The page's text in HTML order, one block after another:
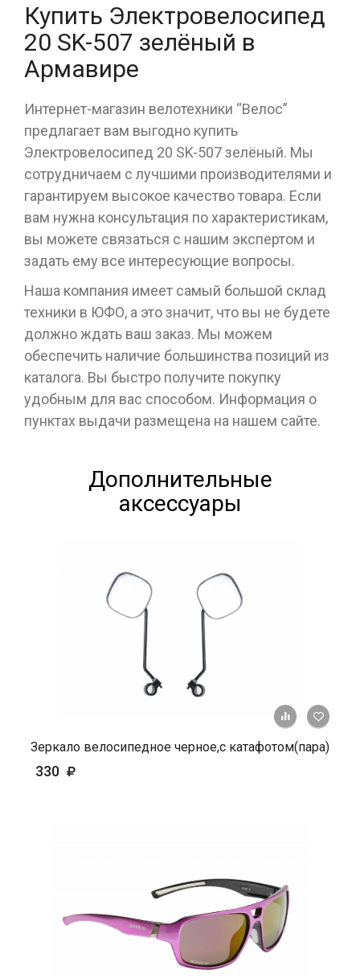
Купить Электровелосипед
20 SK-507 зелёный в
Армавире
Интернет-магазин велотехники “Велос”
предлагает вам выгодно купить
Электровелосипед 20 SK-507 зелёный. Мы
сотрудничаем с лучшими производителями и
гарантируем высокое качество товара. Если
вам нужна консультация по характеристикам,
вы можете связаться с нашим экспертом и
задать ему все интересующие вопросы.
Наша компания имеет самый большой склад
техники в ЮФО, а это значит, что вы не будете
должно ждать ваш заказ. Мы можем
обеспечить наличие большинства позиций из
каталога. Вы быстро получите покупку
удобным для вас способом. Информация о
пунктах выдачи размещена на нашем сайте.
Дополнительные
аксессуары
+ К
Зеркало велосипедное черное,с катафотом(пара)
330